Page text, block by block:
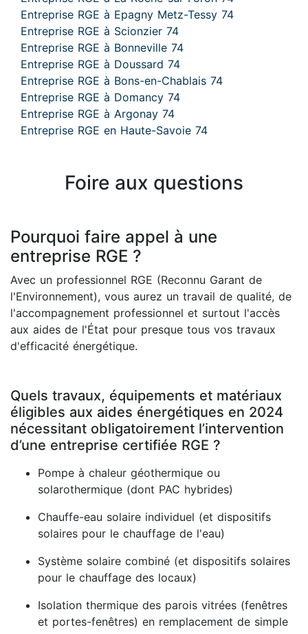
Entreprise RGE à Epagny Metz-Tessy 74
Entreprise RGE à Scionzier 74
Entreprise RGE à Bonneville 74
Entreprise RGE à Doussard 74
Entreprise RGE à Bons-en-Chablais 74
Entreprise RGE à Domancy 74
Entreprise RGE à Argonay 74
Entreprise RGE en Haute-Savoie 74
Foire aux questions
Pourquoi faire appel à une
entreprise RGE ?
Avec un professionnel RGE (Reconnu Garant de
l'Environnement), vous aurez un travail de qualité, de
l'accompagnement professionnel et surtout l'accès
aux aides de l'État pour presque tous vos travaux
d'efficacité énergétique.
Quels travaux, équipements et matériaux
éligibles aux aides énergétiques en 2024
nécessitant obligatoirement l’intervention
d’une entreprise certifiée RGE ?
Pompe à chaleur géothermique ou
solarothermique (dont PAC hybrides)
Chauffe-eau solaire individuel (et dispositifs
solaires pour le chauffage de l'eau)
Système solaire combiné (et dispositifs solaires
pour le chauffage des locaux)
Isolation thermique des parois vitrées (fenêtres
et portes-fenêtres) en remplacement de simple